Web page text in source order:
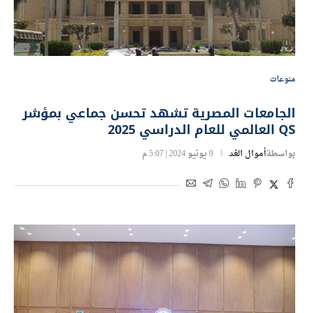
منوعات
الجامعات المصرية تشهد تحسن جماعي بمؤشر
QS العالمي للعام الدراسي 2025
بواسطةأموال الغد 9 يونيو 2024 | 5:07 م